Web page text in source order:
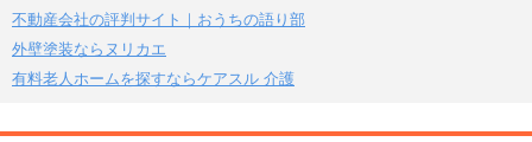
不動産会社の評判サイト｜おうちの語り部
外壁塗装ならヌリカエ
有料老人ホームを探すならケアスル 介護